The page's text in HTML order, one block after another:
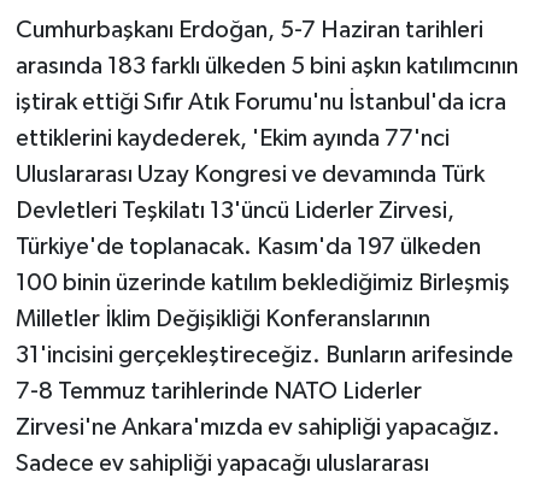
Cumhurbaşkanı Erdoğan, 5-7 Haziran tarihleri
arasında 183 farklı ülkeden 5 bini aşkın katılımcının
iştirak ettiği Sıfır Atık Forumu'nu İstanbul'da icra
ettiklerini kaydederek, 'Ekim ayında 77'nci
Uluslararası Uzay Kongresi ve devamında Türk
Devletleri Teşkilatı 13'üncü Liderler Zirvesi,
Türkiye'de toplanacak. Kasım'da 197 ülkeden
100 binin üzerinde katılım beklediğimiz Birleşmiş
Milletler İklim Değişikliği Konferanslarının
31'incisini gerçekleştireceğiz. Bunların arifesinde
7-8 Temmuz tarihlerinde NATO Liderler
Zirvesi'ne Ankara'mızda ev sahipliği yapacağız.
Sadece ev sahipliği yapacağı uluslararası